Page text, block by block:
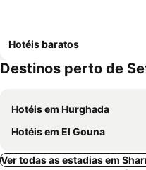
Hotéis baratos
Destinos perto de
Hotéis em Hurghada
Hotéis em El Gouna
Ver todas as estadias em